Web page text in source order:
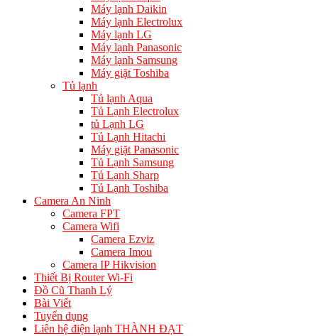
Máy lạnh Daikin
Máy lạnh Electrolux
Máy lạnh LG
Máy lạnh Panasonic
Máy lạnh Samsung
Máy giặt Toshiba
Tủ lạnh
Tủ lạnh Aqua
Tủ Lạnh Electrolux
tủ Lạnh LG
Tủ Lạnh Hitachi
Máy giặt Panasonic
Tủ Lạnh Samsung
Tủ Lạnh Sharp
Tủ Lạnh Toshiba
Camera An Ninh
Camera FPT
Camera Wifi
Camera Ezviz
Camera Imou
Camera IP Hikvision
Thiết Bị Router Wi-Fi
Đồ Cũ Thanh Lý
Bài Viết
Tuyển dụng
Liên hệ điện lạnh THÀNH ĐẠT